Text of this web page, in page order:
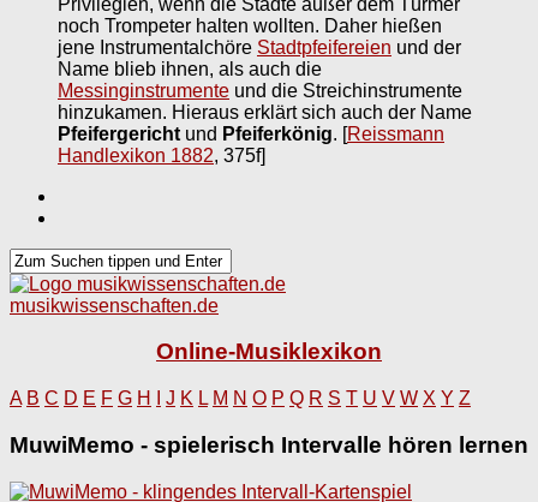
noch Trompeter halten wollten. Daher hießen
jene Instrumentalchöre Stadtpfeifereien und der
Name blieb ihnen, als auch die
Messinginstrumente und die Streichinstrumente
hinzukamen. Hieraus erklärt sich auch der Name
Pfeifergericht und Pfeiferkönig. [Reissmann
Handlexikon 1882, 375f]
musikwissenschaften.de
Online-Musiklexikon
A B C D E F G H J K L M N O P Q R S T U V W X Y Z
MuwiMemo - spielerisch Intervalle hören lernen